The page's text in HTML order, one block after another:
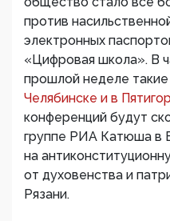
против
электронных
«Цифровая школа». В
прошлой неделе
Челябинске и в
конференций будут
группе РИА Катюша в
на
от духовенства и
Рязани.